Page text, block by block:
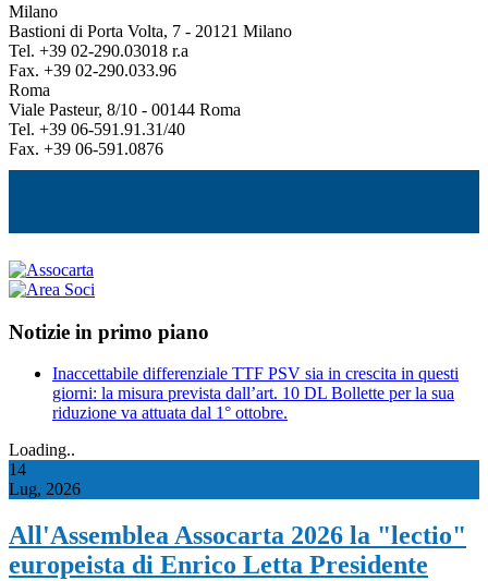
Milano
Bastioni di Porta Volta, 7 - 20121 Milano
Tel. +39 02-290.03018 r.a
Fax. +39 02-290.033.96
Roma
Viale Pasteur, 8/10 - 00144 Roma
Tel. +39 06-591.91.31/40
Fax. +39 06-591.0876
Notizie in primo piano
Inaccettabile differenziale TTF PSV sia in crescita in questi
giorni: la misura prevista dall’art. 10 DL Bollette per la sua
riduzione va attuata dal 1° ottobre.
Loading..
14
Lug, 2026
All'Assemblea Assocarta 2026 la "lectio"
europeista di Enrico Letta Presidente